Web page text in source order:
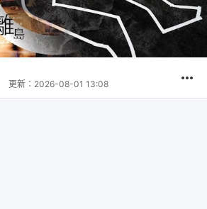
更新： 2026-08-01 13:08